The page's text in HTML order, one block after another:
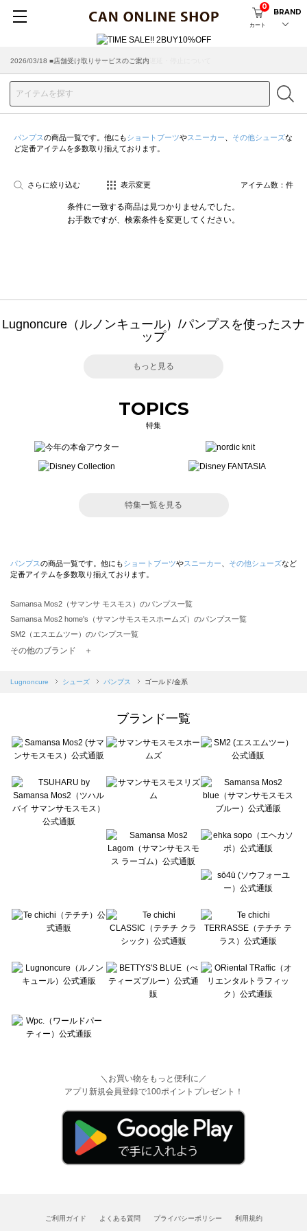
カート
0
BRAND
2026/07/29 ■【お知らせ】ヤマト運輸の配送遅延・停止について
2026/03/18 ■店舗受け取りサービスのご案内
パンプスの商品一覧です。他にもショートブーツやスニーカー その他シューズな
ど定番アイテムを多数取り揃えております。
さらに絞り込む 表示変更 アイテム数： 件
条件に一致する商品は見つかりませんでした。
お手数ですが、検索条件を変更してください。
Lugnoncure（ルノンキュール）/パンプスを使ったスナ
ップ
もっと見る
TOPICS
特集
特集一覧を見る
パンプスの商品一覧です。他にもショートブーツやスニーカー その他シューズなど
定番アイテムを多数取り揃えております。
Samansa Mos2（サマンサ モスモス）のパンプス一覧
Samansa Mos2 home's（サマンサモスモスホームズ）のパンプス一覧
SM2（エスエムツー）のパンプス一覧
TSUHARU by Samansa Mos2（ツハルバイサマンサモスモス）のパンプス一覧
Samansa Mos2 blue（サマンサモスモス ブルー）のパンプス一覧
sō4ū（ソウフォーユー）のパンプス一覧
Te chichi（テチチ）のパンプス一覧
Te chichi CLASSIC（テチチ クラシック）のパンプス一覧
Lugnoncure（ルノンキュール）のパンプス一覧
BETTY'S BLUE（べティーズブルー）のパンプス一覧
Wpc.（ワールドパーティー）のパンプス一覧
その他のブランド ＋
Lugnoncure シューズ パンプス ゴールド/金系
ブランド一覧
＼お買い物をもっと便利に／
アプリ新規会員登録で100ポイントプレゼント！
ご利用ガイド よくある質問 プライバシーポリシー 利用規約